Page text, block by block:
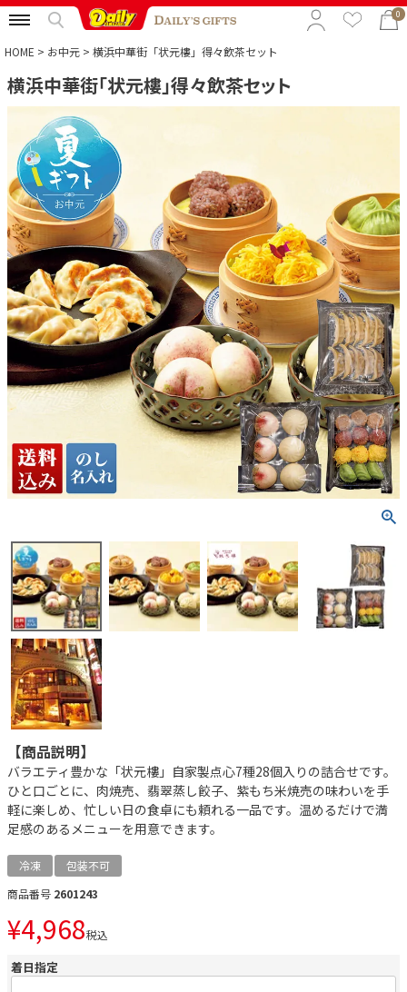
0
特集から選ぶ
予算から選ぶ
カテゴリから選ぶ
贈る相手から選ぶ
HOME お中元 横浜中華街「状元樓」得々飲茶セット
横浜中華街「状元樓」得々飲茶セット
【商品説明】
バラエティ豊かな「状元樓」自家製点心7種28個入りの詰合せです。
ひと口ごとに、肉焼売、翡翠蒸し餃子、紫もち米焼売の味わいを手
軽に楽しめ、忙しい日の食卓にも頼れる一品です。温めるだけで満
足感のあるメニューを用意できます。
冷凍
包装不可
商品番号 2601243
¥4,968税込
着日指定